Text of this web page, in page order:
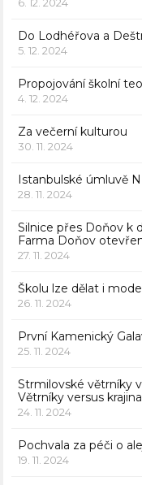
6. 12. 2024
Do Lodhéřova a
5. 12. 2024
Propojování školní
4. 12. 2024
Za večerní kulturou
30. 11. 2024
Istanbulské úmluvě
28. 11. 2024
Silnice přes Doňov k
Farma Doňov
27. 11. 2024
Školu lze dělat i
26. 11. 2024
První Kamenický
25. 11. 2024
Strmilovské větrníky
Větrníky versus krajina
24. 11. 2024
Pochvala za péči o
19. 11. 2024